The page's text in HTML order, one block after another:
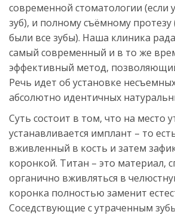
современной стоматологии (если
зуб), и полному съёмному протезу
были все зубы). Наша клиника
самый современный и в то же
эффективный метод,
Речь идет об установке
абсолютно идентичных
Суть состоит в том, что на место
устанавливается имплант – то
вживленный в кость и затем
коронкой. Титан – это материал,
органично вживляться в
коронка полностью заменит
Соседствующие с утраченным